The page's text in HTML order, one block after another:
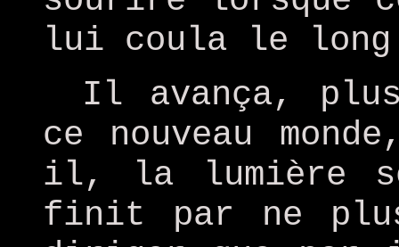
lui coula le long
Il avança,
ce nouveau
il, la lumière
finit par ne